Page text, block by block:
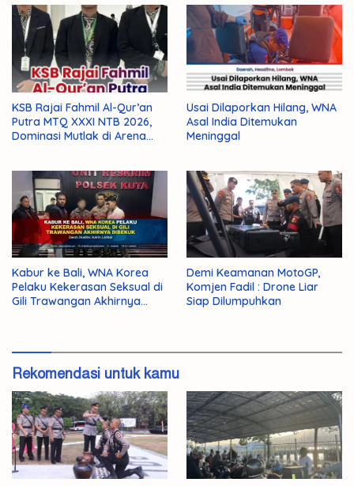
KSB Rajai Fahmil Al-Qur’an
Putra MTQ XXXI NTB 2026,
Dominasi Mutlak di Arena
Usai Dilaporkan Hilang, WNA
Asal India Ditemukan
Meninggal
Kabur ke Bali, WNA Korea
Pelaku Kekerasan Seksual di
Gili Trawangan Akhirnya
Demi Keamanan MotoGP,
Komjen Fadil : Drone Liar
Siap Dilumpuhkan
Rekomendasi untuk kamu